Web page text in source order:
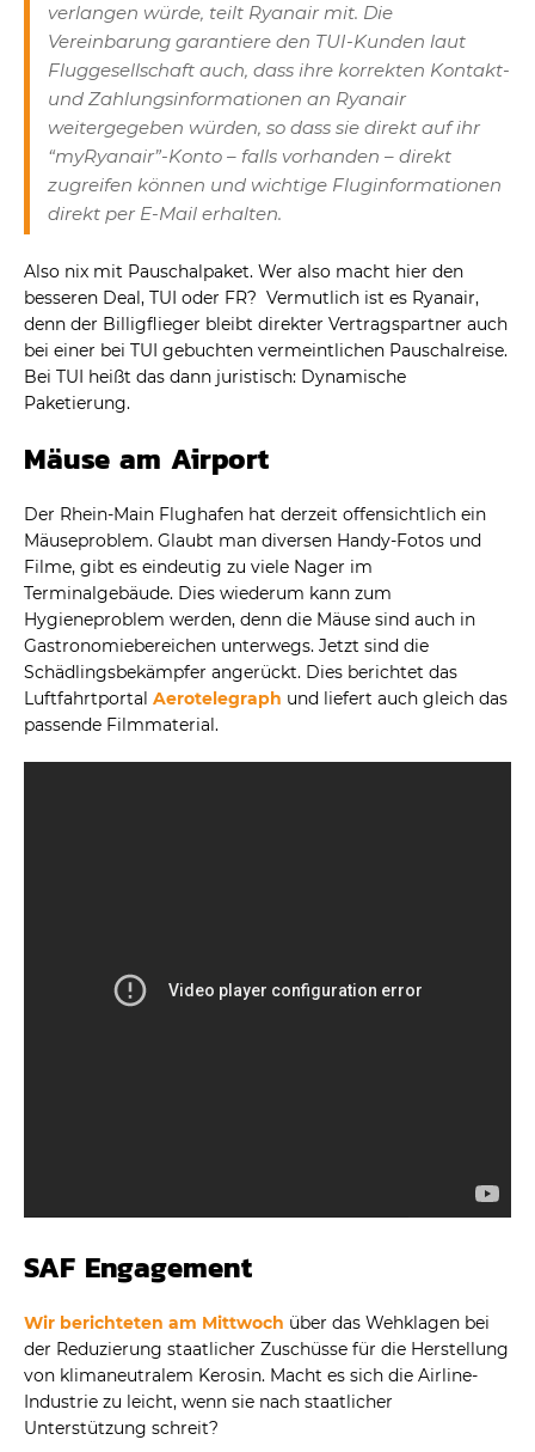
verlangen würde, teilt Ryanair mit. Die
Vereinbarung garantiere den TUI-Kunden laut
Fluggesellschaft auch, dass ihre korrekten Kontakt-
und Zahlungsinformationen an Ryanair
weitergegeben würden, so dass sie direkt auf ihr
“myRyanair”-Konto – falls vorhanden – direkt
zugreifen können und wichtige Fluginformationen
direkt per E-Mail erhalten.
Also nix mit Pauschalpaket. Wer also macht hier den
besseren Deal, TUI oder FR? Vermutlich ist es Ryanair,
denn der Billigflieger bleibt direkter Vertragspartner auch
bei einer bei TUI gebuchten vermeintlichen Pauschalreise.
Bei TUI heißt das dann juristisch: Dynamische
Paketierung.
Mäuse am Airport
Der Rhein-Main Flughafen hat derzeit offensichtlich ein
Mäuseproblem. Glaubt man diversen Handy-Fotos und
Filme, gibt es eindeutig zu viele Nager im
Terminalgebäude. Dies wiederum kann zum
Hygieneproblem werden, denn die Mäuse sind auch in
Gastronomiebereichen unterwegs. Jetzt sind die
Schädlingsbekämpfer angerückt. Dies berichtet das
Luftfahrtportal Aerotelegraph und liefert auch gleich das
passende Filmmaterial.
SAF Engagement
Wir berichteten am Mittwoch über das Wehklagen bei
der Reduzierung staatlicher Zuschüsse für die Herstellung
von klimaneutralem Kerosin. Macht es sich die Airline-
Industrie zu leicht, wenn sie nach staatlicher
Unterstützung schreit?